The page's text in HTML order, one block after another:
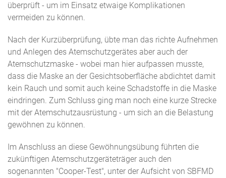
überprüft - um im Einsatz etwaige Komplikationen
vermeiden zu können.
Nach der Kurzüberprüfung, übte man das richte Aufnehmen
und Anlegen des Atemschutzgerätes aber auch der
Atemschutzmaske - wobei man hier aufpassen musste,
dass die Maske an der Gesichtsoberfläche abdichtet damit
kein Rauch und somit auch keine Schadstoffe in die Maske
eindringen. Zum Schluss ging man noch eine kurze Strecke
mit der Atemschutzausrüstung - um sich an die Belastung
gewöhnen zu können.
Im Anschluss an diese Gewöhnungsübung führten die
zukünftigen Atemschutzgeräteträger auch den
sogenannten "Cooper-Test", unter der Aufsicht von SBFMD